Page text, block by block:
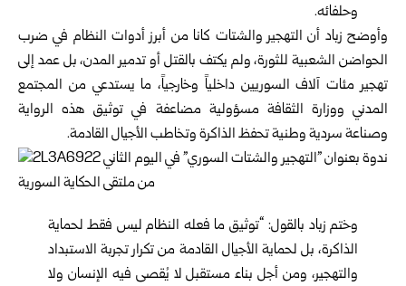
وحلفائه.
وأوضح زباد أن التهجير والشتات كانا من أبرز أدوات النظام في ضرب
الحواضن الشعبية للثورة، ولم يكتف بالقتل أو تدمير المدن، بل عمد إلى
تهجير مئات آلاف السوريين داخلياً وخارجياً، ما يستدعي من المجتمع
المدني ووزارة الثقافة مسؤولية مضاعفة في توثيق هذه الرواية
وصناعة سردية وطنية تحفظ الذاكرة وتخاطب الأجيال القادمة.
وختم زباد بالقول: “توثيق ما فعله النظام ليس فقط لحماية
الذاكرة، بل لحماية الأجيال القادمة من تكرار تجربة الاستبداد
والتهجير، ومن أجل بناء مستقبل لا يُقصى فيه الإنسان ولا